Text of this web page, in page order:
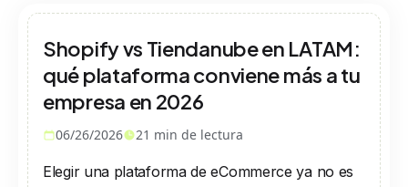
Shopify vs Tiendanube en LATAM:
qué plataforma conviene más a tu
empresa en 2026
06/26/2026 21 min de lectura
Elegir una plataforma de eCommerce ya no es